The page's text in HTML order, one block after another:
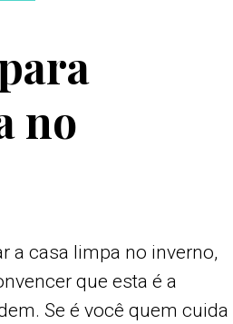
no
a casa limpa no inverno,
que esta é a
Se é você quem cuida